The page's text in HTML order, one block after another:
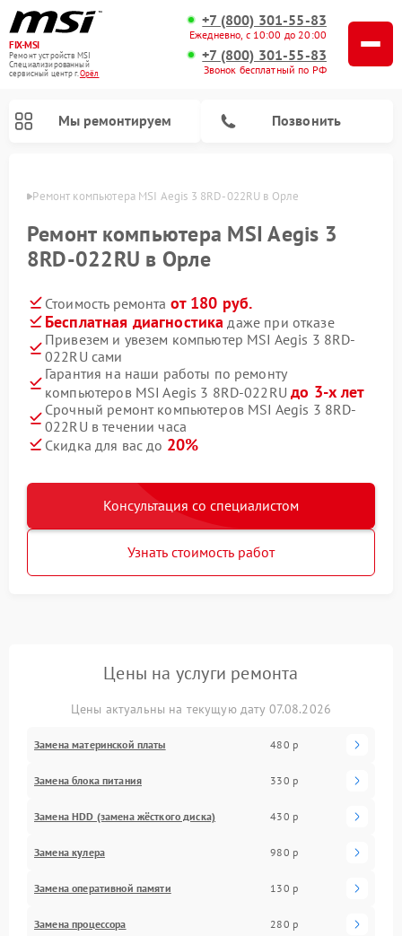
FIX-MSI
Ремонт устройств MSI
Специализированный
cервисный центр г.Орёл
+7 (800) 301-55-83
Ежедневно, с 10:00 до 20:00
+7 (800) 301-55-83
Звонок бесплатный по РФ
Мы ремонтируем Позвонить
Ремонт компьютера MSI Aegis 3 8RD-022RU в Орле
Ремонт компьютера MSI Aegis 3
8RD-022RU в Орле
Стоимость ремонта от 180 руб.
Бесплатная диагностика даже при отказе
Привезем и увезем компьютер MSI Aegis 3 8RD-
022RU сами
Гарантия на наши работы по ремонту
компьютеров MSI Aegis 3 8RD-022RUдо 3-х лет
Срочный ремонт компьютеров MSI Aegis 3 8RD-
022RU в течении часа
Скидка для вас до 20%
Консультация со специалистом
Узнать стоимость работ
Цены на услуги ремонта
Цены актуальны на текущую дату 07.08.2026
Замена материнской платы 480 р
Замена блока питания 330 р
Замена HDD (замена жёсткого диска) 430 р
Замена кулера 980 р
Замена оперативной памяти 130 р
Замена процессора 280 р